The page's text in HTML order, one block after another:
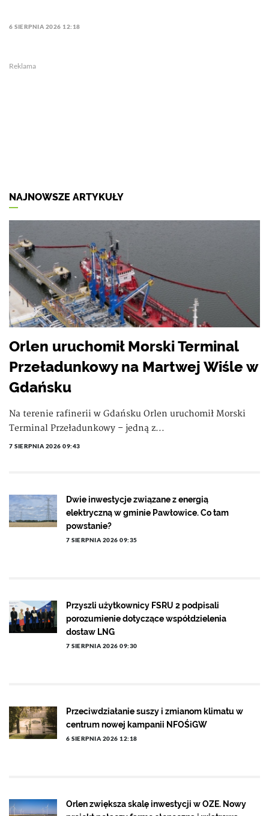
6 SIERPNIA 2026 12:18
Reklama
NAJNOWSZE ARTYKUŁY
Orlen uruchomił Morski Terminal
Przeładunkowy na Martwej Wiśle w
Gdańsku
Na terenie rafinerii w Gdańsku Orlen uruchomił Morski
Terminal Przeładunkowy – jedną z...
7 SIERPNIA 2026 09:43
Dwie inwestycje związane z energią
elektryczną w gminie Pawłowice. Co tam
powstanie?
7 SIERPNIA 2026 09:35
Przyszli użytkownicy FSRU 2 podpisali
porozumienie dotyczące współdzielenia
dostaw LNG
7 SIERPNIA 2026 09:30
Przeciwdziałanie suszy i zmianom klimatu w
centrum nowej kampanii NFOŚiGW
6 SIERPNIA 2026 12:18
Orlen zwiększa skalę inwestycji w OZE. Nowy